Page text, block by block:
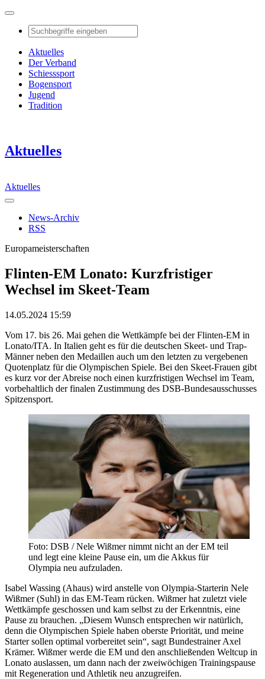
Aktuelles
Der Verband
Schiesssport
Bogensport
Jugend
Tradition
Aktuelles
Aktuelles
News-Archiv
RSS
Europameisterschaften
Flinten-EM Lonato: Kurzfristiger
Wechsel im Skeet-Team
14.05.2024 15:59
Vom 17. bis 26. Mai gehen die Wettkämpfe bei der Flinten-EM in
Lonato/ITA. In Italien geht es für die deutschen Skeet- und Trap-
Männer neben den Medaillen auch um den letzten zu vergebenen
Quotenplatz für die Olympischen Spiele. Bei den Skeet-Frauen gibt
es kurz vor der Abreise noch einen kurzfristigen Wechsel im Team,
vorbehaltlich der finalen Zustimmung des DSB-Bundesausschusses
Spitzensport.
Foto: DSB / Nele Wißmer nimmt nicht an der EM teil
und legt eine kleine Pause ein, um die Akkus für
Olympia neu aufzuladen.
Isabel Wassing (Ahaus) wird anstelle von Olympia-Starterin Nele
Wißmer (Suhl) in das EM-Team rücken. Wißmer hat zuletzt viele
Wettkämpfe geschossen und kam selbst zu der Erkenntnis, eine
Pause zu brauchen. „Diesem Wunsch entsprechen wir natürlich,
denn die Olympischen Spiele haben oberste Priorität, und meine
Starter sollen optimal vorbereitet sein“, sagt Bundestrainer Axel
Krämer. Wißmer werde die EM und den anschließenden Weltcup in
Lonato auslassen, um dann nach der zweiwöchigen Trainingspause
mit Regeneration und Athletik neu anzugreifen.